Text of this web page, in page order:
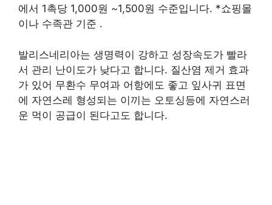
에서 1촉당 1,000원 ~1,500원 수준입니다. *쇼핑몰
이나 수족관 기준 .
발리스네리아는 생명력이 강하고 성장속도가 빨라
서 관리 난이도가 낮다고 합니다. 질산염 제거 효과
가 있어 무환수 무여과 어항에도 좋고 잎사귀 표면
에 자연스레 형성되는 이끼는 오토싱등에 자연스러
운 먹이 공급이 된다고도 합니다.